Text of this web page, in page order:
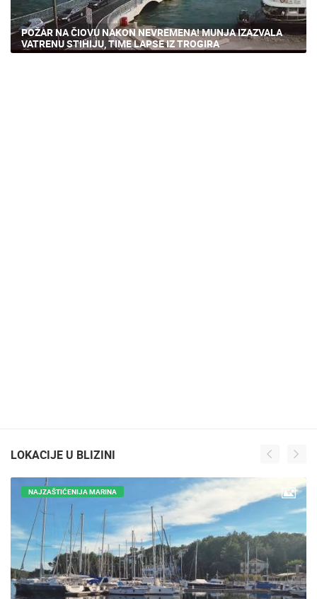
POŽAR NA ČIOVU NAKON NEVREMENA! MUNJA IZAZVALA
VATRENU STIHIJU, TIME LAPSE IZ TROGIRA
LOKACIJE U BLIZINI
NAJZAŠTIĆENIJA MARINA